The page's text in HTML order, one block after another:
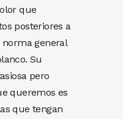
que
posteriores a
general
Su
pero
queremos es
que tengan